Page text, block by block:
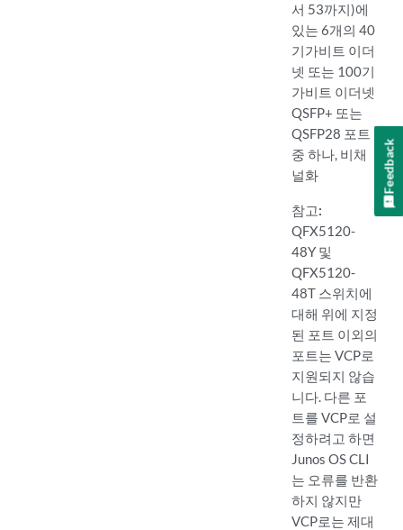
서 53까지)에
있는 6개의 40
기가비트 이더
넷 또는 100기
가비트 이더넷
QSFP+ 또는
QSFP28 포트
중 하나, 비채
널화
참고:
QFX5120-
48Y 및
QFX5120-
48T 스위치에
대해 위에 지정
된 포트 이외의
포트는 VCP로
지원되지 않습
니다. 다른 포
트를 VCP로 설
정하려고 하면
Junos OS CLI
는 오류를 반환
하지 않지만
VCP로는 제대
Feedback